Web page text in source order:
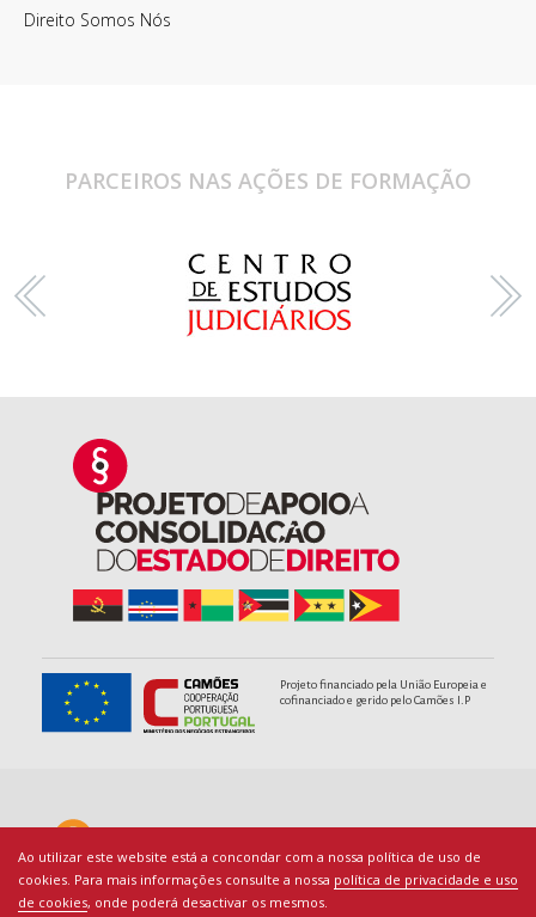
Ao utilizar este website está a concondar com a nossa política de uso de
cookies. Para mais informações consulte a nossa política de privacidade e uso
de cookies, onde poderá desactivar os mesmos.
Direito Somos Nós
PARCEIROS NAS AÇÕES DE FORMAÇÃO
Projeto financiado pela União Europeia e
cofinanciado e gerido pelo Camões I.P